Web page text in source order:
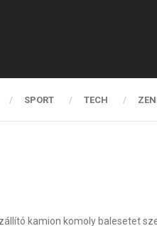
SPORT TECH
kamion komoly balesetet